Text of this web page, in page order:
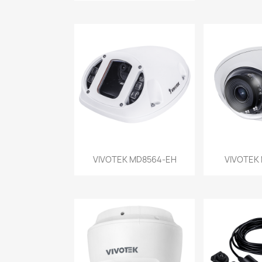
Vista rápida
VIVOTEK MD8564-EH 